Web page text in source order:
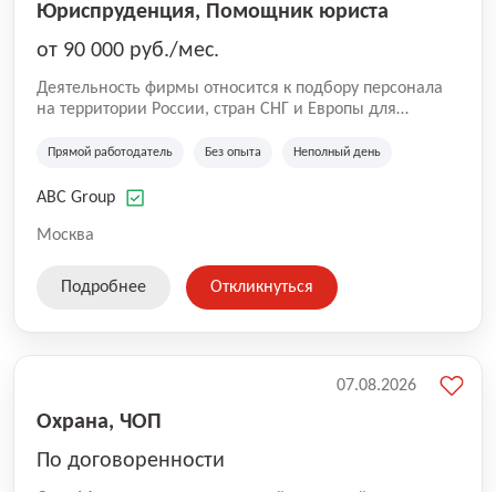
Юриспруденция, Помощник юриста
от 90 000 руб./мес.
Деятельность фирмы относится к подбору персонала
на территории России, стран СНГ и Европы для
культуре и развлечениям, информационным
Прямой работодатель Без опыта Неполный день
ABC Group
Москва
Подробнее Откликнуться
Охрана, ЧОП
По договоренности
07.08.2026